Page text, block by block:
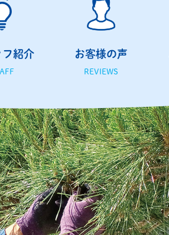
フ紹介 お客様の声
REVIEWS